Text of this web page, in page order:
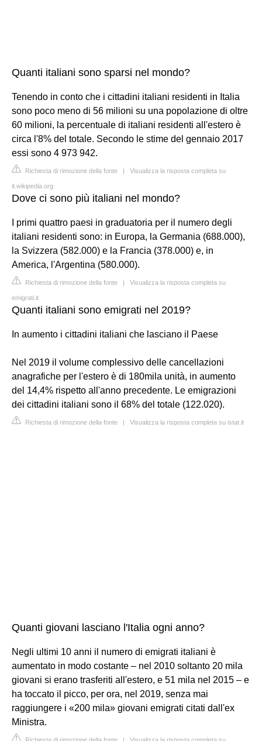
Quanti italiani sono sparsi nel mondo?
Tenendo in conto che i cittadini italiani residenti in Italia
sono poco meno di 56 milioni su una popolazione di oltre
60 milioni, la percentuale di italiani residenti all'estero è
circa l'8% del totale. Secondo le stime del gennaio 2017
essi sono 4 973 942.
Richiesta di rimozione della fonte | Visualizza la risposta completa su
it.wikipedia.org
Dove ci sono più italiani nel mondo?
I primi quattro paesi in graduatoria per il numero degli
italiani residenti sono: in Europa, la Germania (688.000),
la Svizzera (582.000) e la Francia (378.000) e, in
America, l'Argentina (580.000).
Richiesta di rimozione della fonte | Visualizza la risposta completa su
emigrati.it
Quanti italiani sono emigrati nel 2019?
In aumento i cittadini italiani che lasciano il Paese
Nel 2019 il volume complessivo delle cancellazioni
anagrafiche per l'estero è di 180mila unità, in aumento
del 14,4% rispetto all'anno precedente. Le emigrazioni
dei cittadini italiani sono il 68% del totale (122.020).
Richiesta di rimozione della fonte | Visualizza la risposta completa su istat.it
Quanti giovani lasciano l'Italia ogni anno?
Negli ultimi 10 anni il numero di emigrati italiani è
aumentato in modo costante – nel 2010 soltanto 20 mila
giovani si erano trasferiti all'estero, e 51 mila nel 2015 – e
ha toccato il picco, per ora, nel 2019, senza mai
raggiungere i «200 mila» giovani emigrati citati dall'ex
Ministra.
Richiesta di rimozione della fonte | Visualizza la risposta completa su